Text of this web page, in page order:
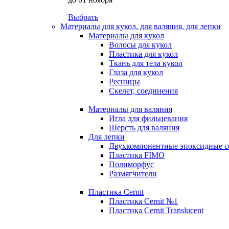
Выбрать
Материалы для кукол, для валяния, для лепки
Материалы для кукол
Волосы для кукол
Пластика для кукол
Ткань для тела кукол
Глаза для кукол
Ресницы
Скелет, соединения
Материалы для валяния
Игла для фильцевания
Шерсть для валяния
Для лепки
Двухкомпонентные эпоксидные
Пластика FIMO
Полиморфус
Размягчители
Пластика Cernit
Пластика Cernit №1
Пластика Cernit Translucent